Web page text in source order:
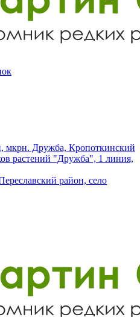
мкрн. Дружба, Кропоткинский
растений "Дружба", 1 линия,
район, село